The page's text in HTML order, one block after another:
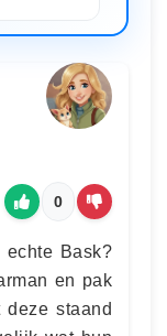
0
Bask?
en pak
staand